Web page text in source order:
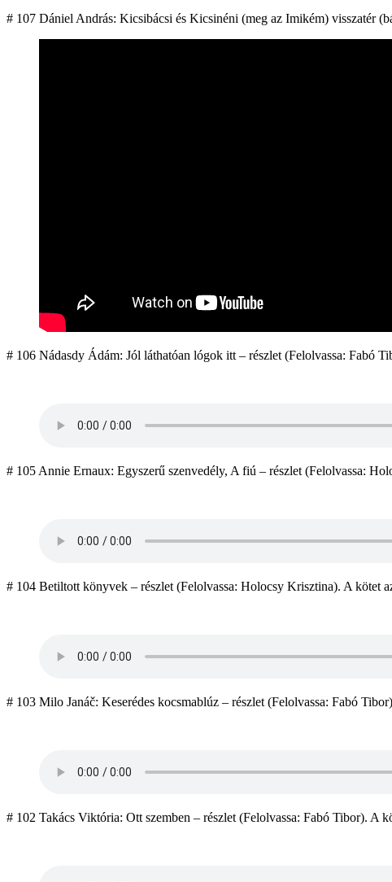
# 107 Dániel András: Kicsibácsi és Kicsinéni (meg az Imikém) visszatér
# 106 Nádasdy Ádám: Jól láthatóan lógok itt – részlet (Felolvassa: Fabó
# 105 Annie Ernaux: Egyszerű szenvedély, A fiú – részlet (Felolvassa:
# 104 Betiltott könyvek – részlet (Felolvassa: Holocsy Krisztina). A kötet
# 103 Milo Janáč: Keserédes kocsmablúz – részlet (Felolvassa: Fabó
# 102 Takács Viktória: Ott szemben – részlet (Felolvassa: Fabó Tibor). A